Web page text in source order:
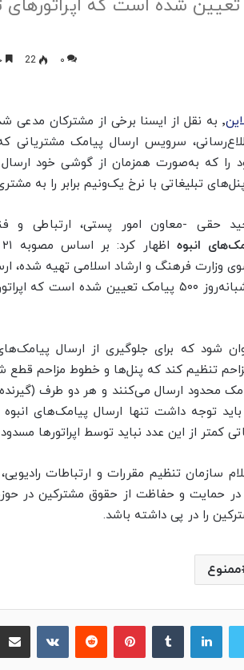
۵۰۰ پیامک تعیین شده است که
۰ 22
٬ به نقل از ایسنا برخی از مشترکان مدعی
سرویس ارسال پیامک مشتریانی
را که به‌صورت همزمان از گوشی خود
تبلیغاتی با نرخ یک‌ونیم برابر را به
-معاون امور پستی، ارتباطی و
انبوه
وزارت فرهنگ و ارشاد اسلامی تهیه شده،
سقف مجاز برای ارسال پیامک در شبانه‌روز ۵۰۰ پیامک
که برای جلوگیری از ارسال پیامک‌های
تنظیم کند که پنل‌ها و خطوط مزاحم قطع
محدود ارسال می‌کنند و هر دو طرف
کمتر از این عدد نباید توسط اپراتورها
سازمان تنظیم مقررات و ارتباطات
را در پی داشته باشد.
ممنوع
لینکدین پینترست ‫رددیت